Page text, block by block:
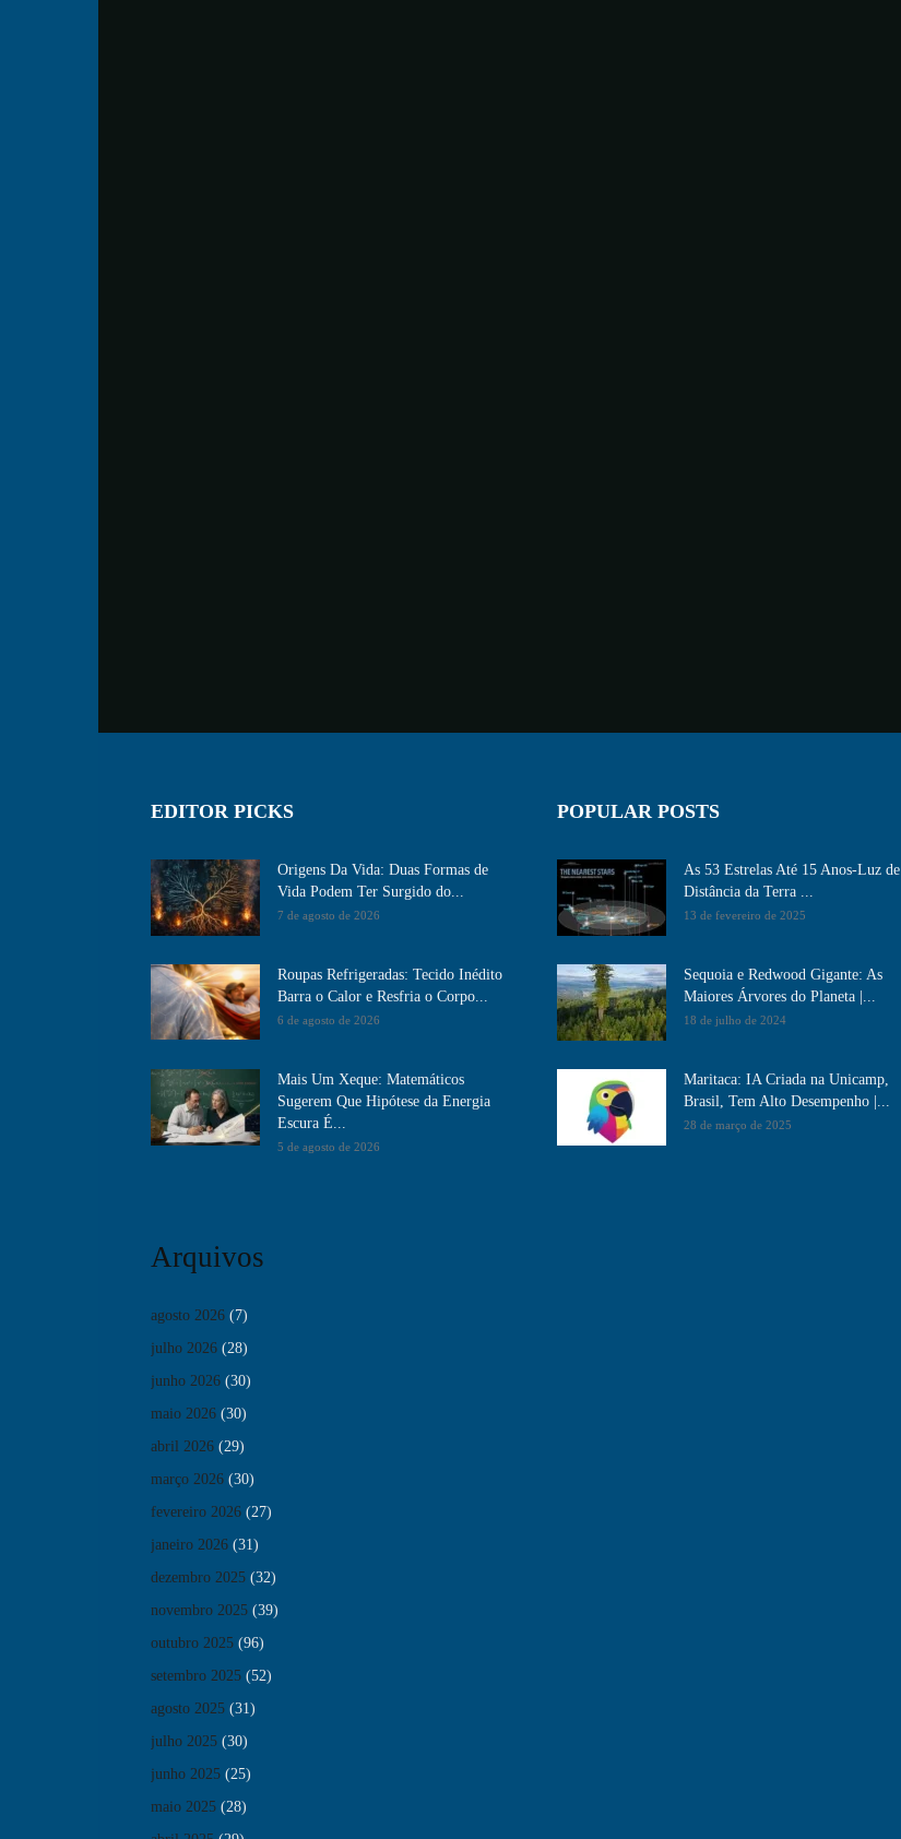
EDITOR PICKS
Origens Da Vida: Duas Formas de
Vida Podem Ter Surgido do...
7 de agosto de 2026
Roupas Refrigeradas: Tecido Inédito
Barra o Calor e Resfria o Corpo...
6 de agosto de 2026
Mais Um Xeque: Matemáticos
Sugerem Que Hipótese da Energia
Escura É...
5 de agosto de 2026
Arquivos
agosto 2026 (7)
julho 2026 (28)
junho 2026 (30)
maio 2026 (30)
abril 2026 (29)
março 2026 (30)
fevereiro 2026 (27)
janeiro 2026 (31)
dezembro 2025 (32)
novembro 2025 (39)
outubro 2025 (96)
setembro 2025 (52)
agosto 2025 (31)
julho 2025 (30)
junho 2025 (25)
maio 2025 (28)
POPULAR POSTS
As 53 Estrelas Até 15 Anos-Luz de
Distância da Terra ...
13 de fevereiro de 2025
Sequoia e Redwood Gigante: As
Maiores Árvores do Planeta |...
18 de julho de 2024
Maritaca: IA Criada na Unicamp,
Brasil, Tem Alto Desempenho​ |...
28 de março de 2025